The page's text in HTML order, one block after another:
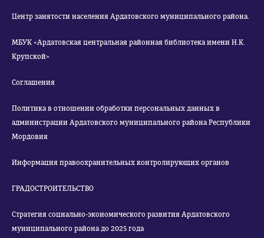
Центр занятости населения Ардатовского муниципального района.
МБУК «Ардатовская центральная районная библиотека имени Н.К.
Крупской»
Соглашения
Политика в отношении обработки персональных данных в
администрации Ардатовского муниципального района Республики
Мордовия
Информация правоохранительных контролирующих органов
ГРАДОСТРОИТЕЛЬСТВО
Стратегия социально-экономического развития Ардатовского
муниципального района до 2025 года